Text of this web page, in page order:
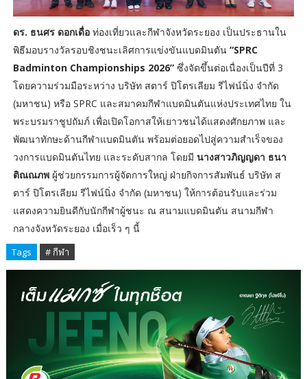
ดร. ธนศร ดอกเดื่อท่องเที่ยวและกีฬาจังหวัดระยอง เป็นประธานใน
พิธีมอบรางวัลรอบชิงชนะเลิศการแข่งขันแบดมินตัน “SPRC
Badminton Championships 2026” ซึ่งจัดขึ้นต่อเนื่องเป็นปีที่ 3
โดยความร่วมมือระหว่าง บริษัท สตาร์ ปิโตรเลียม รีไฟน์นิ่ง จำกัด
(มหาชน) หรือ SPRC และสมาคมกีฬาแบดมินตันแห่งประเทศไทย ใน
พระบรมราชูปถัมภ์ เพื่อเปิดโอกาสให้เยาวชนได้แสดงศักยภาพ และ
พัฒนาทักษะด้านกีฬาแบดมินตัน พร้อมต่อยอดไปสู่ความสำเร็จของ
วงการแบดมินตันไทย และระดับสากล โดยมี นางสาวภิญญดา ธนา
ติณณภพผู้ช่วยกรรมการผู้จัดการใหญ่ ฝ่ายกิจการสัมพันธ์ บริษัท ส
ตาร์ ปิโตรเลียม รีไฟน์นิ่ง จำกัด (มหาชน) ให้การต้อนรับและร่วม
แสดงความยินดีกับนักกีฬาผู้ชนะ ณ สนามแบดมินตัน สนามกีฬา
กลางจังหวัดระยอง เมื่อเร็ว ๆ นี้
Tags # กีฬา